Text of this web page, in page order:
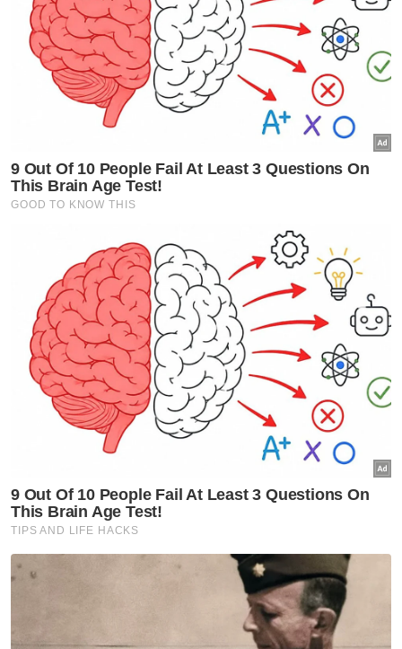
Artikel Disyorkan
Politik
Kerajaan risiko hilang majoriti,
blok politik perlu runding
Politik
Dua senario jika DAP keluar
kerajaan
Politik
Agihan kerusi BN-PN perlu
berpaksi realiti politik semasa -
UMNO Kedah
2026 di Melaka pada 15-16
Ogos